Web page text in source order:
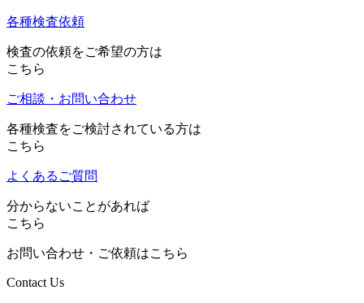
各種検査依頼
検査の依頼をご希望の方は
こちら
ご相談・お問い合わせ
各種検査をご検討されている方は
こちら
よくあるご質問
分からないことがあれば
こちら
お問い合わせ・ご依頼はこちら
Contact Us